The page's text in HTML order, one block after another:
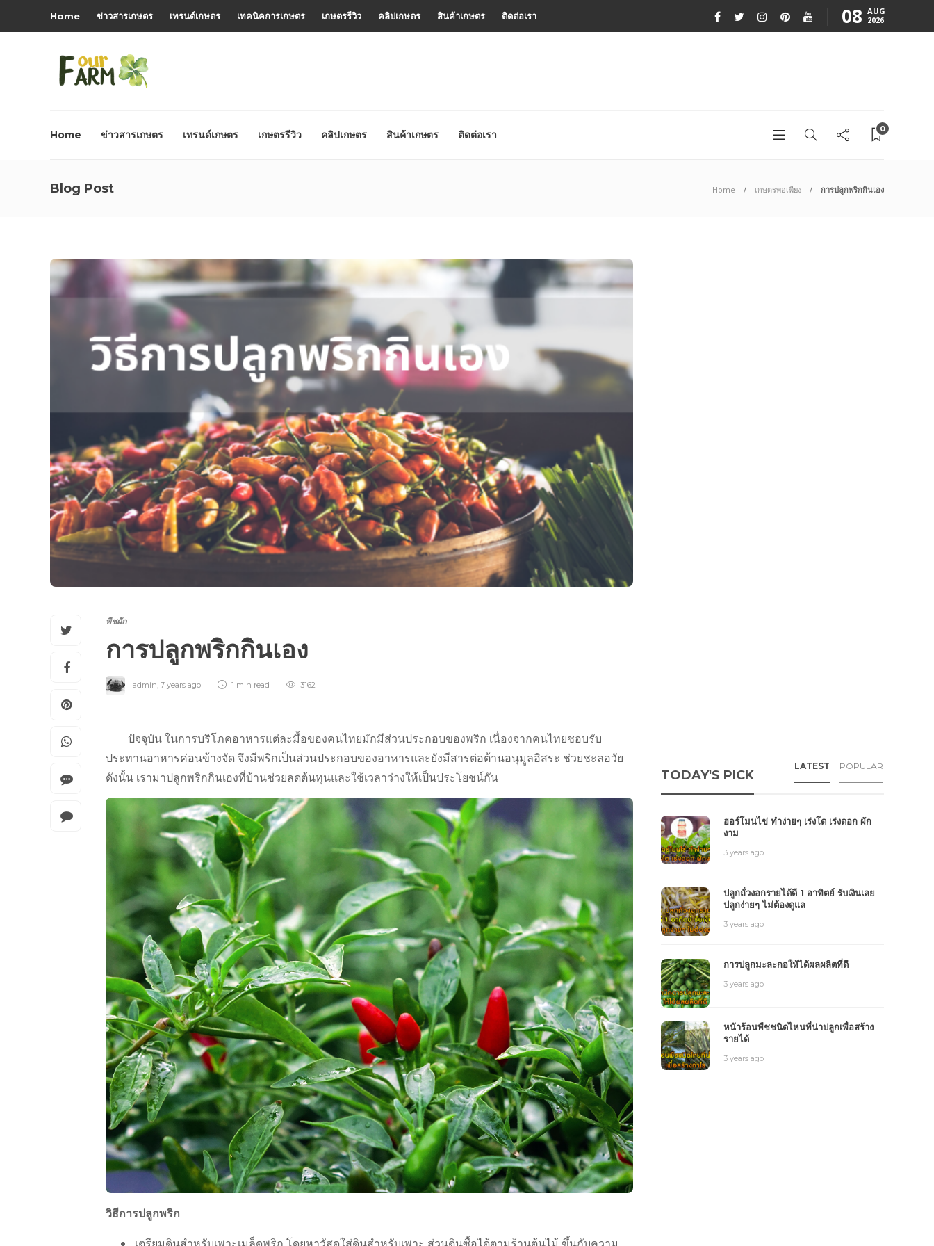
Home ข่าวสารเกษตร เทรนด์เกษตร เทคนิคการเกษตร เกษตรรีวิว คลิปเกษตร สินค้าเกษตร ติดต่อเรา 08 AUG
2026
Home ข่าวสารเกษตร เทรนด์เกษตร เกษตรรีวิว คลิปเกษตร สินค้าเกษตร ติดต่อเรา 0
Blog Post Home เกษตรพอเพียง การปลูกพริกกินเอง
พืชผัก
การปลูกพริกกินเอง
admin, 7 years ago 1 min read 3162
ปัจจุบัน ในการบริโภคอาหารแต่ละมื้อของคนไทยมักมีส่วนประกอบของพริก เนื่องจากคนไทยชอบรับ
ประทานอาหารค่อนข้างจัด จึงมีพริกเป็นส่วนประกอบของอาหารและยังมีสารต่อต้านอนุมูลอิสระ ช่วยชะลอวัย
ดังนั้น เรามาปลูกพริกกินเองที่บ้านช่วยลดต้นทุนและใช้เวลาว่างให้เป็นประโยชน์กัน
วิธีการปลูกพริก
TODAY'S PICK
LATEST POPULAR
ฮอร์โมนไข่ ทำง่ายๆ เร่งโต เร่งดอก ผัก
งาม
3 years ago
ปลูกถั่วงอกรายได้ดี 1 อาทิตย์ รับเงินเลย
ปลูกง่ายๆ ไม่ต้องดูแล
3 years ago
การปลูกมะละกอให้ได้ผลผลิตที่ดี
3 years ago
หน้าร้อนพืชชนิดไหนที่น่าปลูกเพื่อสร้าง
รายได้
3 years ago